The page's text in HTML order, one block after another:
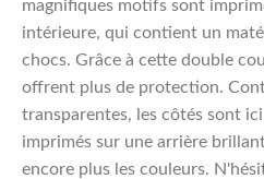
magnifiques motifs sont
intérieure, qui contient un
chocs. Grâce à cette double
offrent plus de protection.
transparentes, les côtés sont
imprimés sur une arrière
encore plus les couleurs.